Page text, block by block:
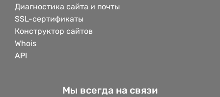
Диагностика сайта и почты
SSL-сертификаты
Конструктор сайтов
Whois
API
Мы всегда на связи